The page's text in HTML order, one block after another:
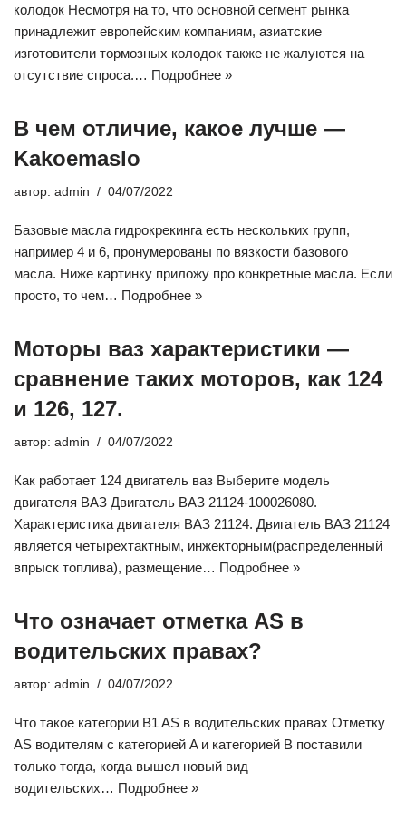
колодок Несмотря на то, что основной сегмент рынка
принадлежит европейским компаниям, азиатские
изготовители тормозных колодок также не жалуются на
отсутствие спроса.… Подробнее »
В чем отличие, какое лучше —
Kakoemaslo
автор: admin 04/07/2022
Базовые масла гидрокрекинга есть нескольких групп,
например 4 и 6, пронумерованы по вязкости базового
масла. Ниже картинку приложу про конкретные масла. Если
просто, то чем… Подробнее »
Моторы ваз характеристики —
сравнение таких моторов, как 124
и 126, 127.
автор: admin 04/07/2022
Как работает 124 двигатель ваз Выберите модель
двигателя ВАЗ Двигатель ВАЗ 21124-100026080.
Характеристика двигателя ВАЗ 21124. Двигатель ВАЗ 21124
является четырехтактным, инжекторным(распределенный
впрыск топлива), размещение… Подробнее »
Что означает отметка AS в
водительских правах?
автор: admin 04/07/2022
Что такое категории B1 AS в водительских правах Отметку
AS водителям с категорией A и категорией B поставили
только тогда, когда вышел новый вид
водительских… Подробнее »